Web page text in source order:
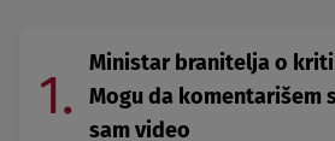
1.
Ministar branitelja o
Mogu da komentarišem
sam video